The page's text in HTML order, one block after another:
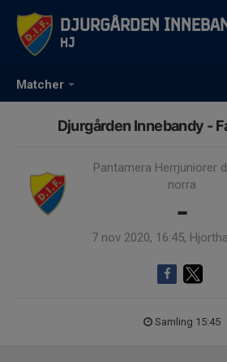
Matcher
Djurgården
HJ
Djurgården Innebandy -
Pantamera Herrjuniorer
norra
-
7 nov 2020, 16:45,
Samling 15:45